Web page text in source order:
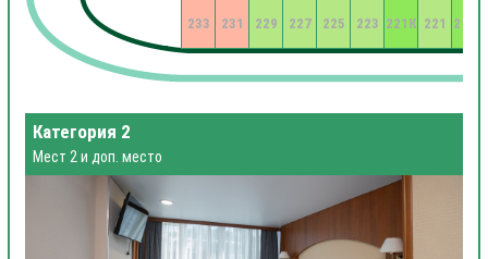
219К
221
221К
223
225
227
229
231
233
Категория 2
Мест 2 и доп. место